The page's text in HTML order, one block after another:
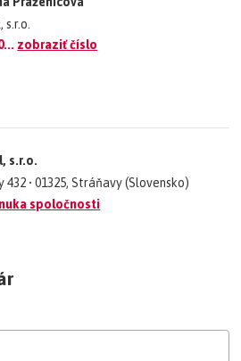
zobraziť číslo
s.r.o.
432 • 01325, Stráňavy (Slovensko)
spoločnosti